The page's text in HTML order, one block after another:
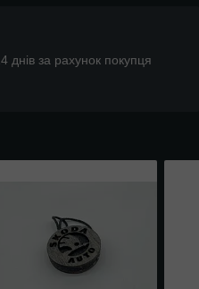
за рахунок покупця